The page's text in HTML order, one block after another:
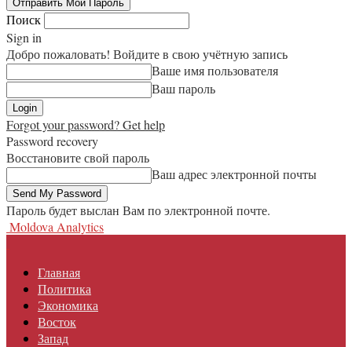
Поиск
Sign in
Добро пожаловать! Войдите в свою учётную запись
Ваше имя пользователя
Ваш пароль
Forgot your password? Get help
Password recovery
Восстановите свой пароль
Ваш адрес электронной почты
Пароль будет выслан Вам по электронной почте.
Moldova Analytics
Главная
Политика
Экономика
Восток
Запад